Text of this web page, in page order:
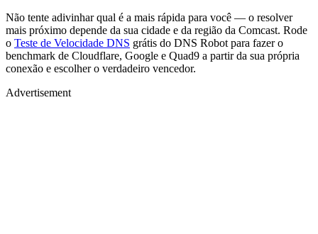
Não tente adivinhar qual é a mais rápida para você — o resolver
mais próximo depende da sua cidade e da região da Comcast. Rode
o Teste de Velocidade DNS grátis do DNS Robot para fazer o
benchmark de Cloudflare, Google e Quad9 a partir da sua própria
conexão e escolher o verdadeiro vencedor.
Advertisement